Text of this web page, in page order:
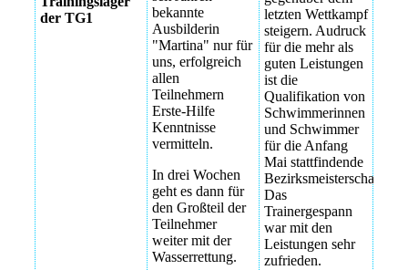
der TG1
bekannte
Ausbilderin
"Martina" nur für
uns, erfolgreich
allen
Teilnehmern
Erste-Hilfe
Kenntnisse
vermitteln.
In drei Wochen
geht es dann für
den Großteil der
Teilnehmer
weiter mit der
Wasserrettung.
letzten Wettkampf
steigern. Audruck
für die mehr als
guten Leistungen
ist die
Qualifikation von
Schwimmerinnen
und Schwimmer
für die Anfang
Mai stattfindende
Bezirksmeisterschaften.
Das
Trainergespann
war mit den
Leistungen sehr
zufrieden.